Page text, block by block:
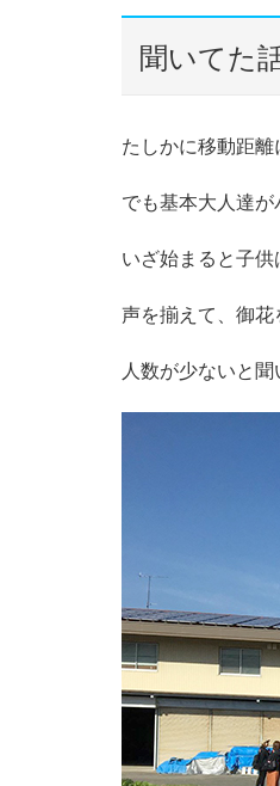
聞いてた
たしかに移動距
でも基本大人達が
いざ始まると子
声を揃えて、御花
人数が少ないと